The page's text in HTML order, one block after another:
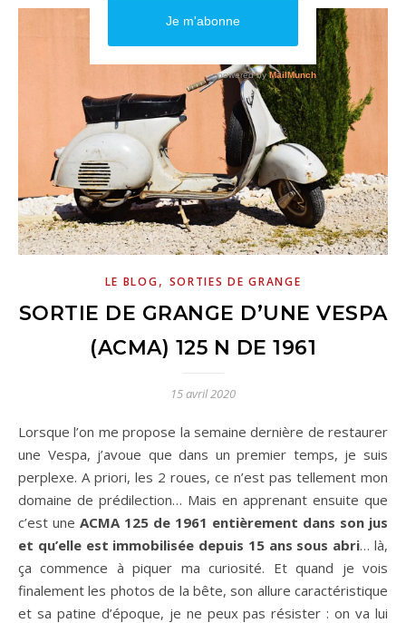
LE BLOG, SORTIES DE GRANGE
SORTIE DE GRANGE D’UNE VESPA
(ACMA) 125 N DE 1961
15 avril 2020
Lorsque l’on me propose la semaine dernière de restaurer
une Vespa, j’avoue que dans un premier temps, je suis
perplexe. A priori, les 2 roues, ce n’est pas tellement mon
domaine de prédilection… Mais en apprenant ensuite que
c’est une ACMA 125 de 1961 entièrement dans son jus
et qu’elle est immobilisée depuis 15 ans sous abri… là,
ça commence à piquer ma curiosité. Et quand je vois
finalement les photos de la bête, son allure caractéristique
et sa patine d’époque, je ne peux pas résister : on va lui